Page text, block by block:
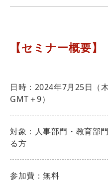
【セミナー概要】
日時：2024年7月25日（
GMT＋9）
対象：人事部門・教育部
る方
参加費：無料